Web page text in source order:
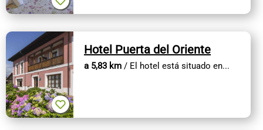
Hotel Puerta del Oriente
a 5,83 km / El hotel está situado en...